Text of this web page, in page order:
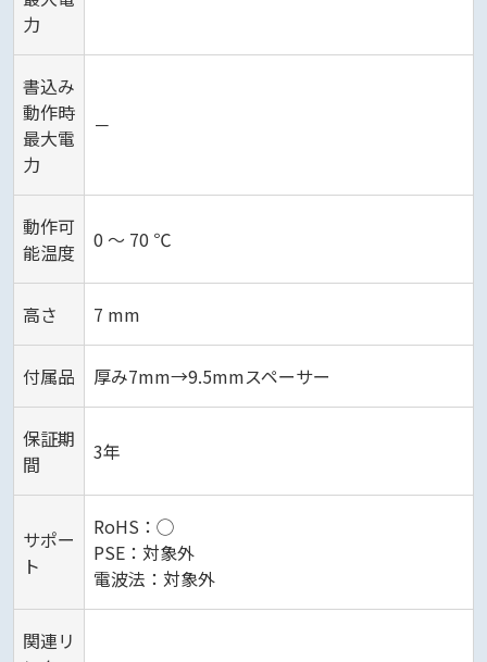
力
書込み
動作時
最大電
力
－
動作可
能温度
0 ～ 70 ℃
高さ 7 mm
付属品 厚み7mm→9.5mmスペーサー
保証期
間
3年
サポー
ト
RoHS：◯
PSE：対象外
電波法：対象外
関連リ